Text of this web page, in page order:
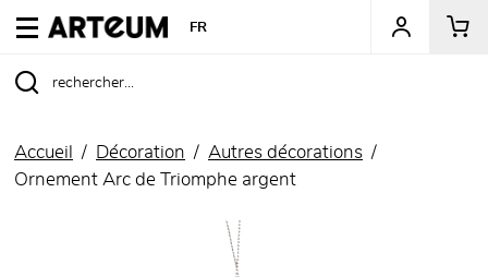
ARTEUM, la référence des boutiques de musées
FR
Accueil Décoration
Autres décorations
Ornement Arc de Triomphe argent